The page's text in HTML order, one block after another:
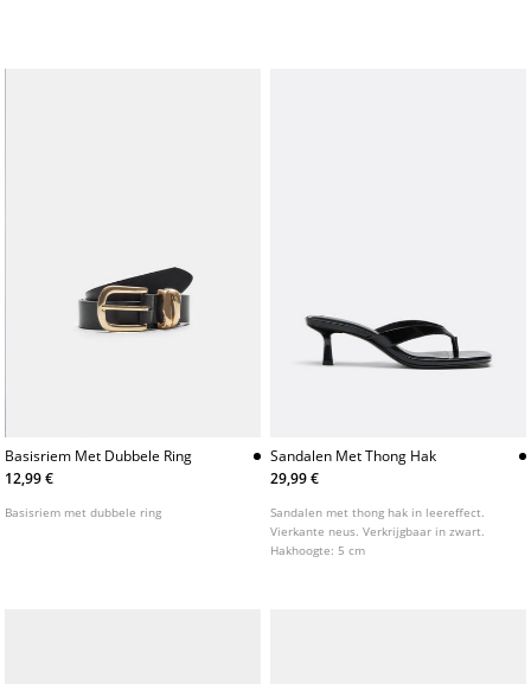
Basisriem Met Dubbele Ring
12,99 €
Basisriem met dubbele ring
Sandalen Met Thong Hak
29,99 €
Sandalen met thong hak in leereffect.
Vierkante neus. Verkrijgbaar in zwart.
Hakhoogte: 5 cm